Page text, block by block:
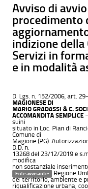
Avviso di
procedimento
indizione della
Servizi in
e in modalità
D. Lgs. n. 152/2006, art.
MAGIONESE DI
MARIO GRADASSI & C.
ACCOMANDITA SEMPLICE
suini
situato in Loc. Pian di
Comune di
Magione (PG).
D.D. n.
13268 del 23/12/2019 e
modifica
non sostanziale
Ente avvisante: Regione
del territorio, ambiente e
riqualificazione urbana,